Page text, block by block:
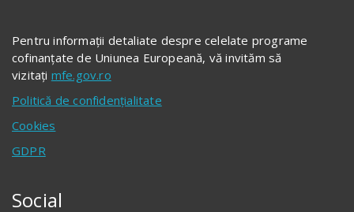
Pentru informații detaliate despre celelate programe
cofinanțate de Uniunea Europeană, vă invităm să
vizitați mfe.gov.ro
Politică de confidențialitate
Cookies
GDPR
Social